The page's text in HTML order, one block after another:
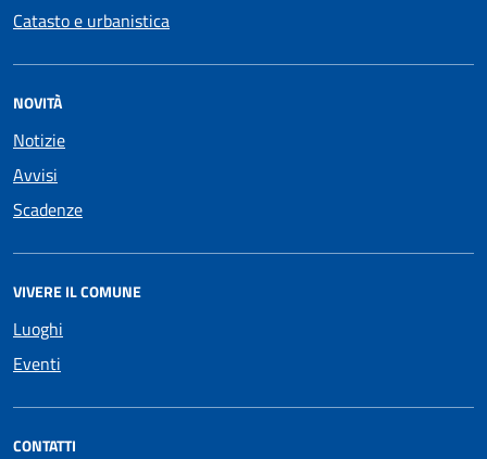
Catasto e urbanistica
NOVITÀ
Notizie
Avvisi
Scadenze
VIVERE IL COMUNE
Luoghi
Eventi
CONTATTI